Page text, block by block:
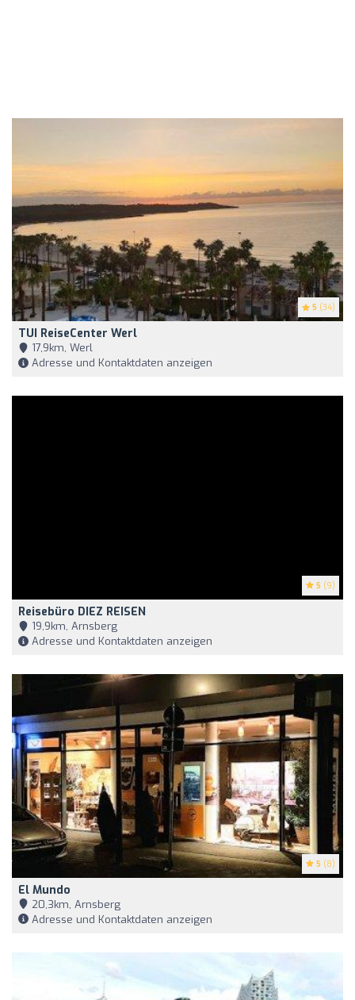
5 (34)
TUI ReiseCenter Werl
17,9km, Werl
Adresse und Kontaktdaten anzeigen
5 (9)
Reisebüro DIEZ REISEN
19,9km, Arnsberg
Adresse und Kontaktdaten anzeigen
5 (8)
El Mundo
20,3km, Arnsberg
Adresse und Kontaktdaten anzeigen